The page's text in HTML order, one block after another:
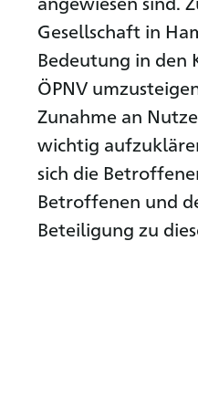
Gesellschaft in
Bedeutung in den
ÖPNV
Zunahme an
wichtig
sich die
Betroffenen und
Beteiligung zu